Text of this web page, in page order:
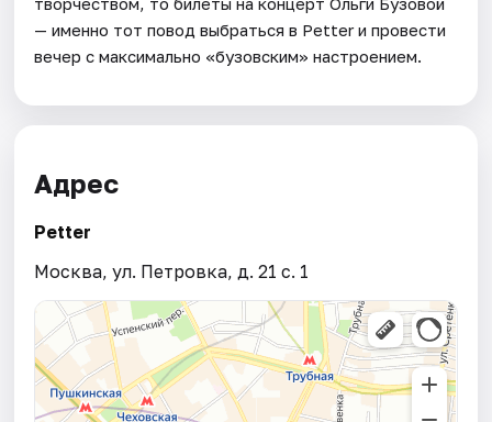
— именно тот повод выбраться в Petter и провести
вечер с максимально «бузовским» настроением.
Адрес
Petter
Москва, ул. Петровка, д. 21 с. 1